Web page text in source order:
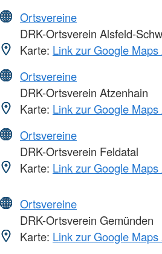
Ortsvereine
DRK-Ortsverein Alsfeld-
Karte: Link zur Google
Ortsvereine
DRK-Ortsverein Atzenhain
Karte: Link zur Google
Ortsvereine
DRK-Ortsverein Feldatal
Karte: Link zur Google
Ortsvereine
DRK-Ortsverein Gemünden
Karte: Link zur Google